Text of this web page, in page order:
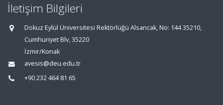
İletişim Bilgileri
Dokuz Eylül Üniversitesi Rektörlüğü Alsancak, No: 144 35210,
Cumhuriyet Blv, 35220
İzmir/Konak
avesis@deu.edu.tr
+90 232 464 81 65